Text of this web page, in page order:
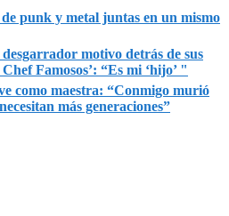
punk y metal juntas en un mismo
motivo detrás de sus
Famosos’: “Es mi ‘hijo’ "
como maestra: “Conmigo murió
más generaciones”